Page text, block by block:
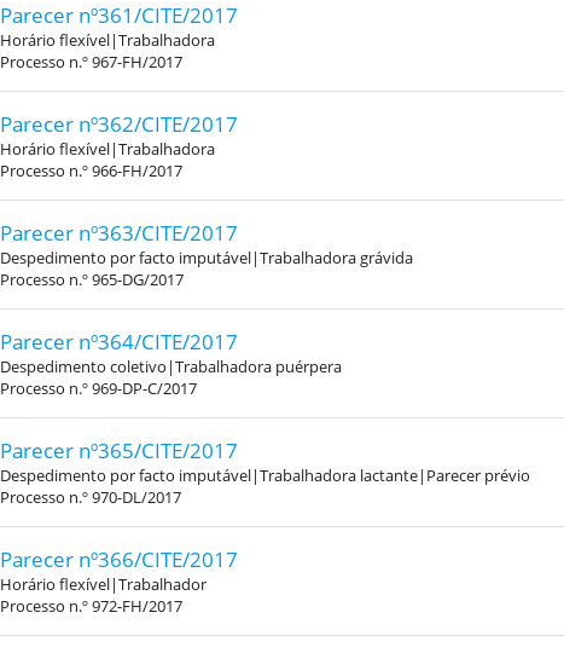
Parecer nº361/CITE/2017
Horário flexível|Trabalhadora
Processo n.º 967-FH/2017
Parecer nº362/CITE/2017
Horário flexível|Trabalhadora
Processo n.º 966-FH/2017
Parecer nº363/CITE/2017
Despedimento por facto imputável|Trabalhadora grávida
Processo n.º 965-DG/2017
Parecer nº364/CITE/2017
Despedimento coletivo|Trabalhadora puérpera
Processo n.º 969-DP-C/2017
Parecer nº365/CITE/2017
Despedimento por facto imputável|Trabalhadora lactante|Parecer prévio
Processo n.º 970-DL/2017
Parecer nº366/CITE/2017
Horário flexível|Trabalhador
Processo n.º 972-FH/2017